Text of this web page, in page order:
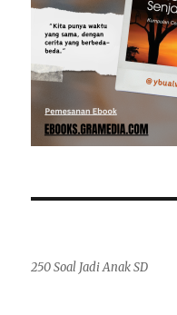
250 Soal Jadi Anak SD